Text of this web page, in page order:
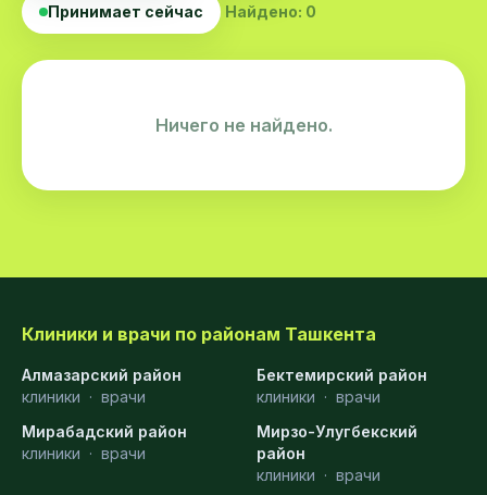
Принимает сейчас Найдено: 0
Ничего не найдено.
Клиники и врачи по районам Ташкента
Алмазарский район
клиники · врачи
Бектемирский район
клиники · врачи
Мирабадский район
клиники · врачи
Мирзо-Улугбекский
район
клиники · врачи